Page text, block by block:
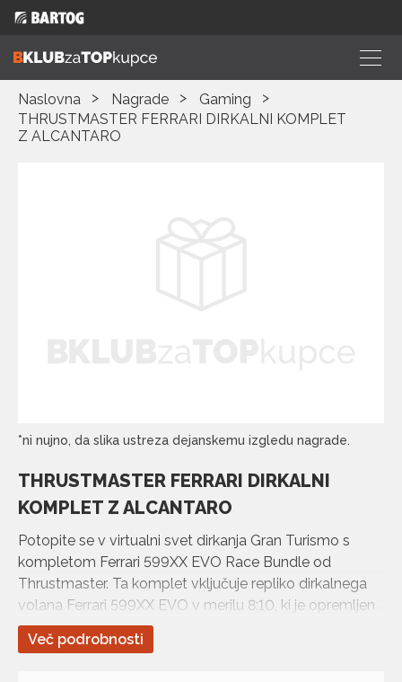
Naslovna Nagrade
Gaming
THRUSTMASTER FERRARI DIRKALNI KOMPLET
Z ALCANTARO
*ni nujno, da slika ustreza dejanskemu izgledu nagrade.
THRUSTMASTER FERRARI DIRKALNI
KOMPLET Z ALCANTARO
Potopite se v virtualni svet dirkanja Gran Turismo s
kompletom Ferrari 599XX EVO Race Bundle od
Thrustmaster. Ta komplet vključuje repliko dirkalnega
volana Ferrari 599XX EVO v merilu 8:10, ki je opremljen
s šestimi akcijskimi gumbi, dvema fiksnima prestavnima
ročicama…
Več podrobnosti